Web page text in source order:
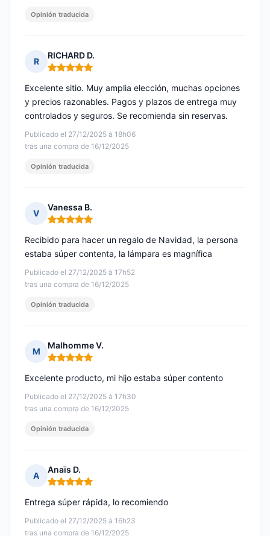
Opinión traducida
R
RICHARD D.
Nota: 5 de 5
Publicado el 27/12/2025 à 18h06
tras una compra de 16/12/2025
Excelente sitio. Muy amplia elección, muchas opciones
y precios razonables. Pagos y plazos de entrega muy
controlados y seguros. Se recomienda sin reservas.
Opinión traducida
V
Vanessa B.
Nota: 5 de 5
Publicado el 27/12/2025 à 17h52
tras una compra de 16/12/2025
Recibido para hacer un regalo de Navidad, la persona
estaba súper contenta, la lámpara es magnífica
Opinión traducida
M
Malhomme V.
Nota: 5 de 5
Publicado el 27/12/2025 à 17h30
tras una compra de 16/12/2025
Excelente producto, mi hijo estaba súper contento
Opinión traducida
A
Anaïs D.
Nota: 5 de 5
Publicado el 27/12/2025 à 16h23
tras una compra de 16/12/2025
Entrega súper rápida, lo recomiendo